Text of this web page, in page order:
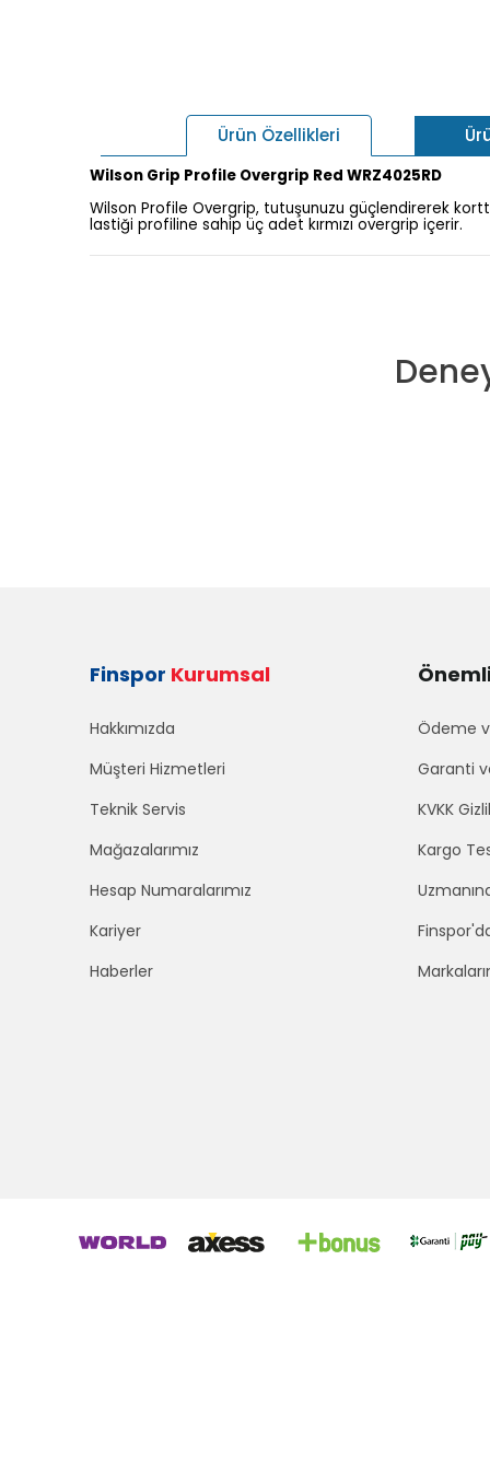
Ürün Özellikleri
Wilson Grip Profile Overgrip Red WRZ4025RD
Wilson Profile Overgrip, tutuşunuzu güçlendirerek
lastiği profiline sahip üç adet kırmızı overgrip içerir.
Finspor Kurumsal
Hakkımızda
Müşteri Hizmetleri
Teknik Servis
Mağazalarımız
Hesap Numaralarımız
Kariyer
Haberler
Ödeme
Garanti
KVKK
Kargo